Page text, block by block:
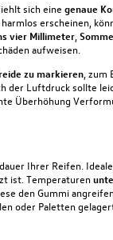
sich eine genaue
erscheinen,
vier Millimeter,
aufweisen.
zu markieren, zum
der Luftdrucksollte
Überhöhung
Ihrer Reifen.
ist. Temperaturen
den Gummi
oder Paletten